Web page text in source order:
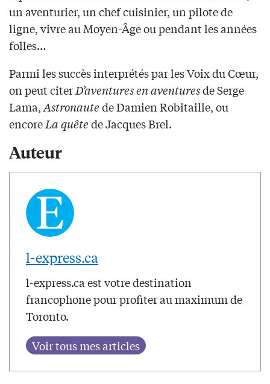
un aventurier, un chef cuisinier, un pilote de
ligne, vivre au Moyen-Âge ou pendant les années
folles…
Parmi les succès interprétés par les Voix du Cœur,
on peut citerD’aventures en aventuresde Serge
Lama,Astronautede Damien Robitaille, ou
encoreLa quêtede Jacques Brel.
Auteur
l-express.ca
l-express.ca est votre destination
francophone pour profiter au maximum de
Toronto.